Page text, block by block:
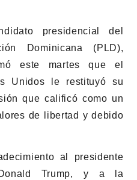
presidencial del
Dominicana (PLD),
este martes que el
Unidos le restituyó su
que calificó como un
de libertad y debido
al presidente
Trump, y a la